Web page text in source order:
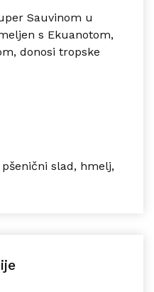
Sauvinom u
s Ekuanotom,
donosi tropske
slad, hmelj,